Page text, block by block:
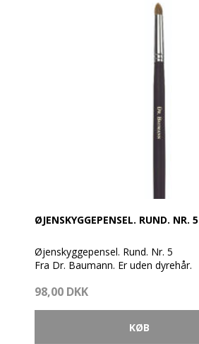
ØJENSKYGGEPENSEL. RUND. NR. 5
Øjenskyggepensel. Rund. Nr. 5
Fra Dr. Baumann. Er uden dyrehår.
98,00 DKK